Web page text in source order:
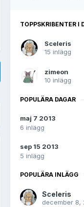
TOPPSKRIBENTER I
Sceleris
15 inlägg
zimeon
10 inlägg
POPULÄRA DAGAR
maj 7 2013
6 inlägg
sep 15 2013
5 inlägg
POPULÄRA INLÄGG
Sceleris
december 8,